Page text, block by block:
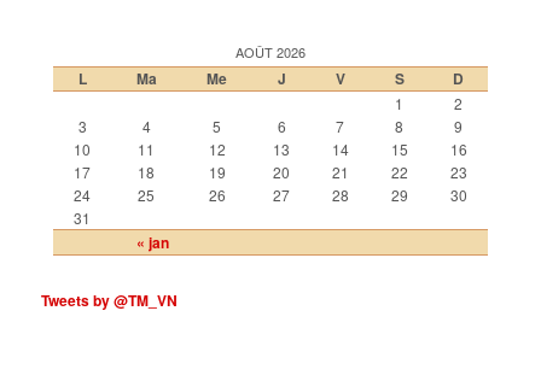
AOÛT 2026
L Ma Me J V S D
« jan
1
2
3
4 5 6 7 8
9
10
11 12 13 14 15
16
17
18 19 20 21 22
23
24
25 26 27 28 29
30
31
Tweets by @TM_VN